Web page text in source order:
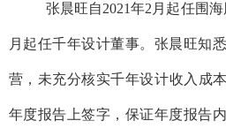
张晨旺自2021年2月起任围
月起任千年设计董事。张晨旺知
营， 未充分核实千年设计收入成
年度报告上签字 ， 保证年度报告